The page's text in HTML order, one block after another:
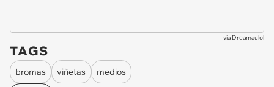
via Dreamaulol
TAGS
bromas viñetas
medios